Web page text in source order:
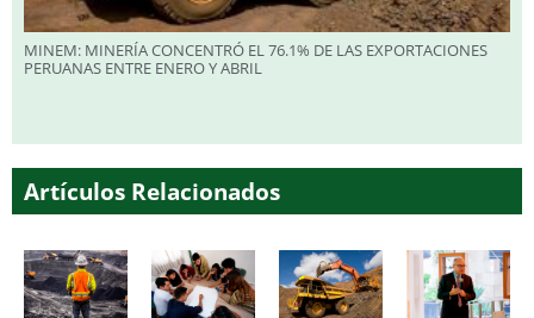
MINEM: MINERÍA CONCENTRÓ EL 76.1% DE LAS EXPORTACIONES
PERUANAS ENTRE ENERO Y ABRIL
Artículos Relacionados